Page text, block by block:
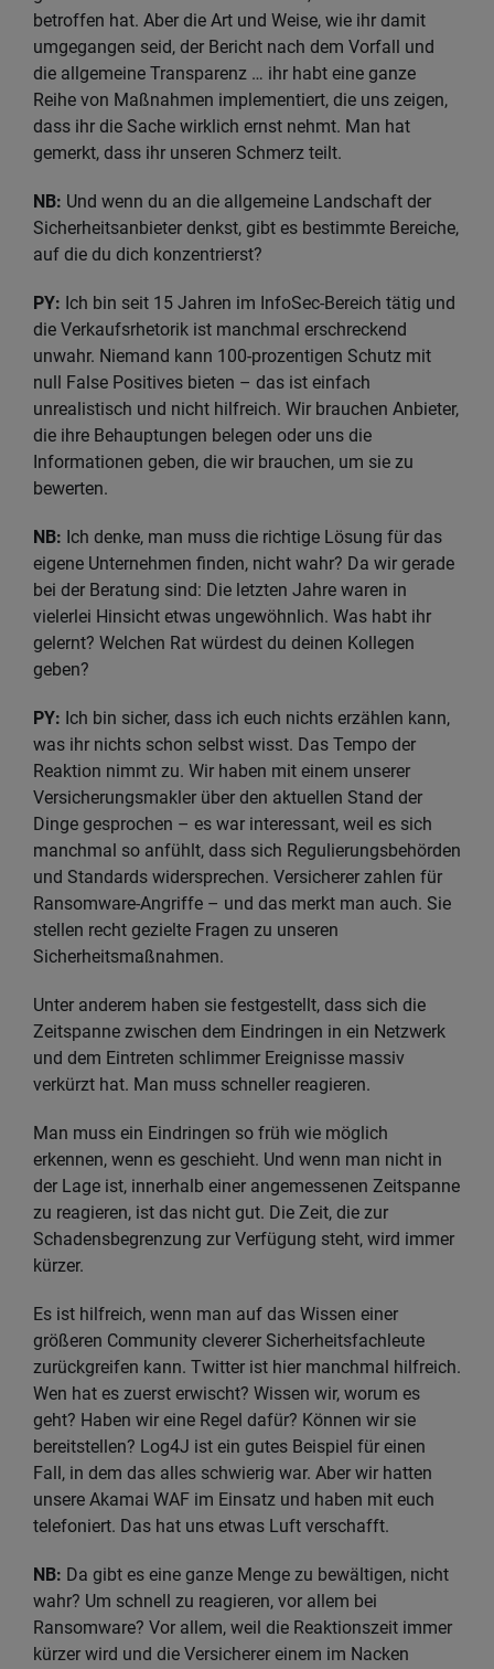
betroffen hat. Aber die Art und Weise, wie ihr damit
umgegangen seid, der Bericht nach dem Vorfall und
die allgemeine Transparenz … ihr habt eine ganze
Reihe von Maßnahmen implementiert, die uns zeigen,
dass ihr die Sache wirklich ernst nehmt. Man hat
gemerkt, dass ihr unseren Schmerz teilt.
NB: Und wenn du an die allgemeine Landschaft der
Sicherheitsanbieter denkst, gibt es bestimmte Bereiche,
auf die du dich konzentrierst?
PY: Ich bin seit 15 Jahren im InfoSec-Bereich tätig und
die Verkaufsrhetorik ist manchmal erschreckend
unwahr. Niemand kann 100‑prozentigen Schutz mit
null False Positives bieten – das ist einfach
unrealistisch und nicht hilfreich. Wir brauchen Anbieter,
die ihre Behauptungen belegen oder uns die
Informationen geben, die wir brauchen, um sie zu
bewerten.
NB: Ich denke, man muss die richtige Lösung für das
eigene Unternehmen finden, nicht wahr? Da wir gerade
bei der Beratung sind: Die letzten Jahre waren in
vielerlei Hinsicht etwas ungewöhnlich. Was habt ihr
gelernt? Welchen Rat würdest du deinen Kollegen
geben?
PY: Ich bin sicher, dass ich euch nichts erzählen kann,
was ihr nichts schon selbst wisst. Das Tempo der
Reaktion nimmt zu. Wir haben mit einem unserer
Versicherungsmakler über den aktuellen Stand der
Dinge gesprochen – es war interessant, weil es sich
manchmal so anfühlt, dass sich Regulierungsbehörden
und Standards widersprechen. Versicherer zahlen für
Ransomware-Angriffe – und das merkt man auch. Sie
stellen recht gezielte Fragen zu unseren
Sicherheitsmaßnahmen.
Unter anderem haben sie festgestellt, dass sich die
Zeitspanne zwischen dem Eindringen in ein Netzwerk
und dem Eintreten schlimmer Ereignisse massiv
verkürzt hat. Man muss schneller reagieren.
Man muss ein Eindringen so früh wie möglich
erkennen, wenn es geschieht. Und wenn man nicht in
der Lage ist, innerhalb einer angemessenen Zeitspanne
zu reagieren, ist das nicht gut. Die Zeit, die zur
Schadensbegrenzung zur Verfügung steht, wird immer
kürzer.
Es ist hilfreich, wenn man auf das Wissen einer
größeren Community cleverer Sicherheitsfachleute
zurückgreifen kann. Twitter ist hier manchmal hilfreich.
Wen hat es zuerst erwischt? Wissen wir, worum es
geht? Haben wir eine Regel dafür? Können wir sie
bereitstellen? Log4J ist ein gutes Beispiel für einen
Fall, in dem das alles schwierig war. Aber wir hatten
unsere Akamai WAF im Einsatz und haben mit euch
telefoniert. Das hat uns etwas Luft verschafft.
NB: Da gibt es eine ganze Menge zu bewältigen, nicht
wahr? Um schnell zu reagieren, vor allem bei
Ransomware? Vor allem, weil die Reaktionszeit immer
kürzer wird und die Versicherer einem im Nacken